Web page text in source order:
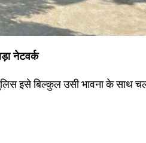
नेटवर्क
इसे बिल्कुल उसी भावना के साथ